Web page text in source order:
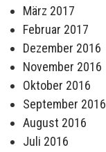
März 2017
Februar 2017
Dezember 2016
November 2016
Oktober 2016
September 2016
August 2016
Juli 2016